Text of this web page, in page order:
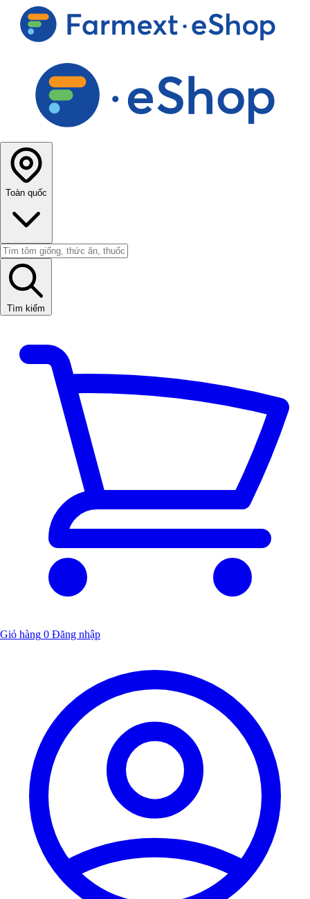
Toàn quốc
Tìm kiếm
Giỏ hàng 0 Đăng nhập